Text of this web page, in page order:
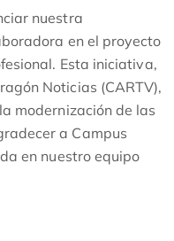
nuestra
en el proyecto
Esta iniciativa,
Noticias (CARTV),
modernización de las
a Campus
en nuestro equipo